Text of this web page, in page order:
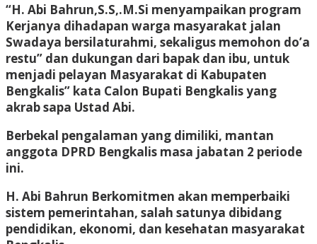
“H. Abi Bahrun,S.S,.M.Si menyampaikan program
Kerjanya dihadapan warga masyarakat jalan
Swadaya bersilaturahmi, sekaligus memohon do’a
restu” dan dukungan dari bapak dan ibu, untuk
menjadi pelayan Masyarakat di Kabupaten
Bengkalis” kata Calon Bupati Bengkalis yang
akrab sapa Ustad Abi.
Berbekal pengalaman yang dimiliki, mantan
anggota DPRD Bengkalis masa jabatan 2 periode
ini.
H. Abi Bahrun Berkomitmen akan memperbaiki
sistem pemerintahan, salah satunya dibidang
pendidikan, ekonomi, dan kesehatan masyarakat